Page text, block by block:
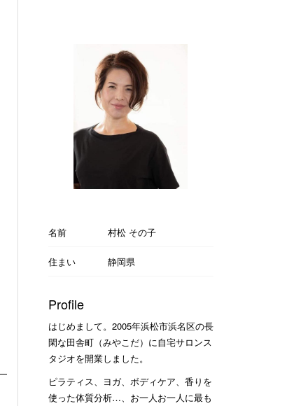
名前 村松 その子
住まい 静岡県
Profile
はじめまして。2005年浜松市浜名区の長
閑な田舎町（みやこだ）に自宅サロンス
タジオを開業しました。
ピラティス、ヨガ、ボディケア、香りを
使った体質分析…、お一人お一人に最も